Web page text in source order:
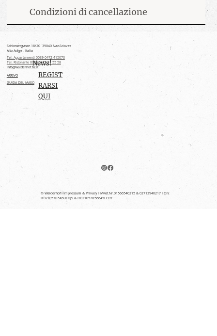
Condizioni di cancellazione
Schlossergasse 18/20 39040 Naz-Sciaves
Alto Adige - Italia
Tel. Appartamenti 0039 0472 415073
Tel. Ristorante 0039 0472 41 55 58
info@walderhof.bz.it
ARRIVO
GUIDA DEL MASO
REGIST
RARSI
QUI
News!
© Walderhof IImpressum & Privacy I Mwst.Nr.01566540215 & 02713940217 I Cin:
IT021057B5X6UFDJ9 & IT021057B5664YLCDY